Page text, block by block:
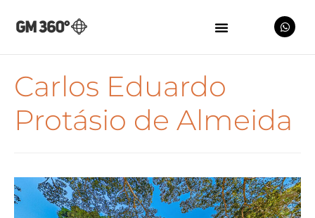
Carlos Eduardo
Protásio de Almeida